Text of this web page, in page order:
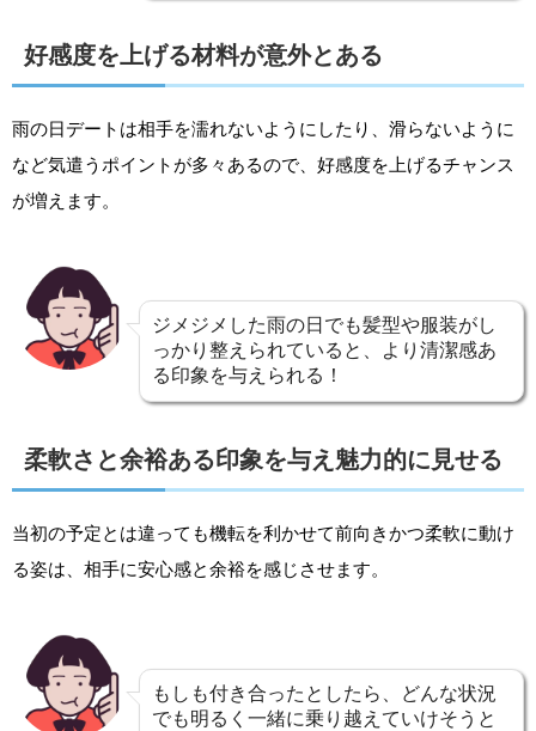
好感度を上げる材料が意外とある
雨の日デートは相手を濡れないようにしたり、滑らないように
など気遣うポイントが多々あるので、好感度を上げるチャンス
が増えます。
ジメジメした雨の日でも髪型や服装がし
っかり整えられていると、より清潔感あ
る印象を与えられる！
柔軟さと余裕ある印象を与え魅力的に見せる
当初の予定とは違っても機転を利かせて前向きかつ柔軟に動け
る姿は、相手に安心感と余裕を感じさせます。
もしも付き合ったとしたら、どんな状況
でも明るく一緒に乗り越えていけそうと